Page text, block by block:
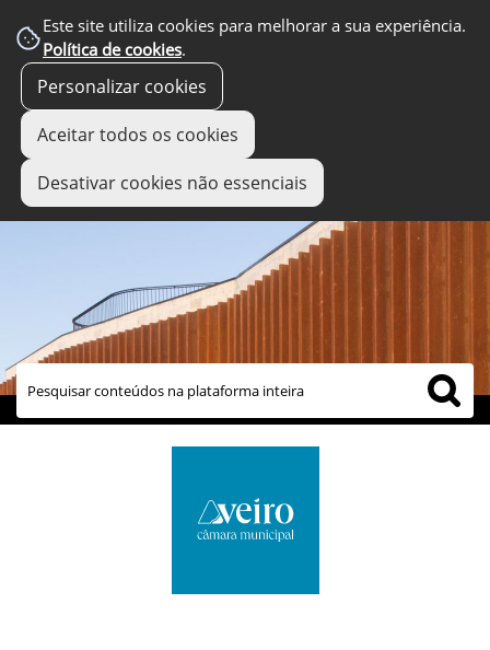
Este site utiliza cookies para melhorar a sua experiência.
Política de cookies.
Personalizar cookies
Aceitar todos os cookies
Desativar cookies não essenciais
links úteis